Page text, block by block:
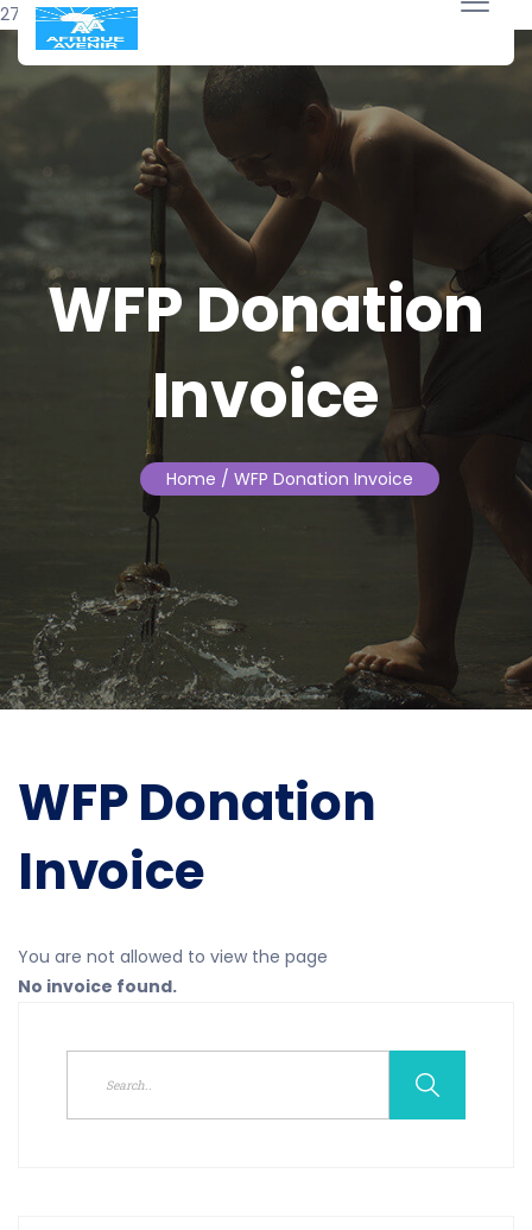
27 janvier 2026
WFP Donation
Invoice
Home / WFP Donation Invoice
WFP Donation
Invoice
You are not allowed to view the page
No invoice found.